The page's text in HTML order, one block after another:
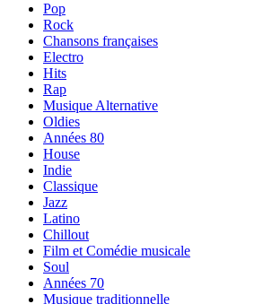
Pop
Rock
Chansons françaises
Electro
Hits
Rap
Musique Alternative
Oldies
Années 80
House
Indie
Classique
Jazz
Latino
Chillout
Film et Comédie musicale
Soul
Années 70
Musique traditionnelle